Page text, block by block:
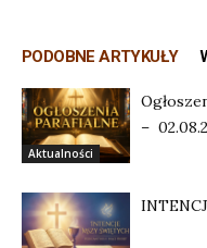
PODOBNE ARTYKUŁY
Aktualności
–